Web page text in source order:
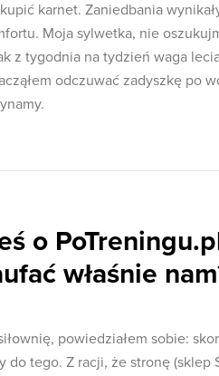
karnet. Zaniedbania
Moja sylwetka, nie
z tygodnia na tydzień waga
odczuwać zadyszkę po
o
właśnie
powiedziałem sobie:
tego. Z racji, że stronę (sklep